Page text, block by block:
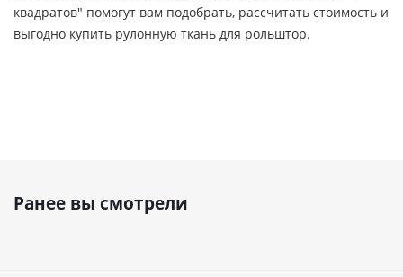
квадратов" помогут вам подобрать, рассчитать стоимость и
выгодно купить рулонную ткань для рольштор.
Ранее вы смотрели